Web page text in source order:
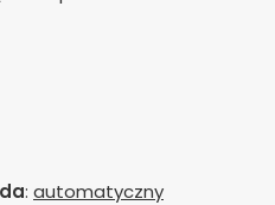
: automatyczny